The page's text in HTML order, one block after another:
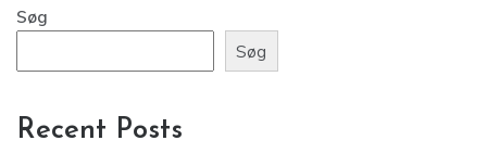
Søg
Søg
Recent Posts